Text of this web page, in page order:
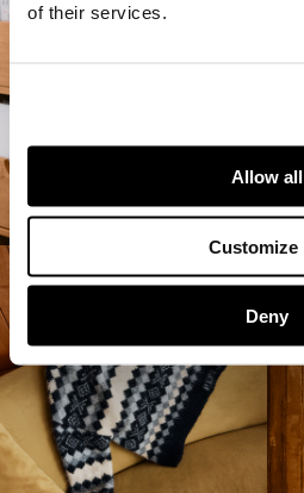
of their services.
Allow all
Customize
Deny